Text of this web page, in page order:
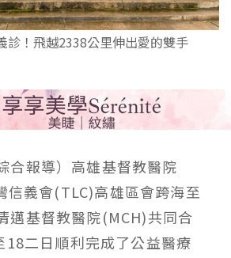
診！飛越2338公里伸出愛的雙手
合報導）高雄基督教醫院
信義會(TLC)高雄區會跨海至
邁基督教醫院(MCH)共同合
18二日順利完成了公益醫療